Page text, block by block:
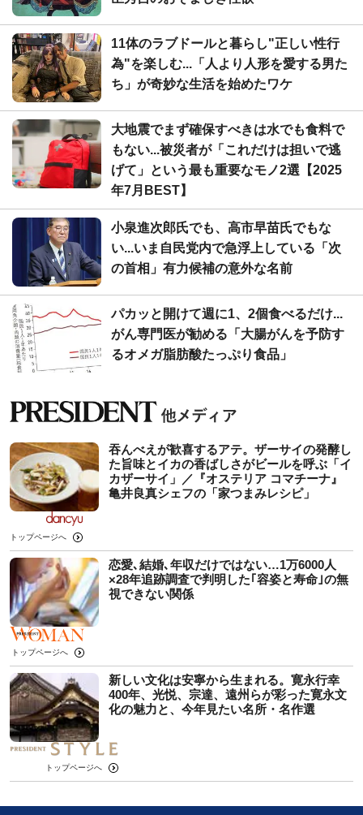
11体のラブドールと暮らし"正しい性行
為"を楽しむ...「人より人形を愛する男た
ち」が奇妙な生活を始めたワケ
大地震でまず確保すべきは水でも食料で
もない...被災者が「これだけは担いで逃
げて」という最も重要なモノ2選【2025
年7月BEST】
小泉進次郎氏でも、高市早苗氏でもな
い...いま自民党内で急浮上している「次
の首相」有力候補の意外な名前
パカッと開けて週に1、2個食べるだけ...
がん専門医が勧める「大腸がんを予防す
るオメガ脂肪酸たっぷり食品」
吞んべえが歓喜するアテ。ザーサイの発酵し
た旨味とイカの香ばしさがビールを呼ぶ「イ
カザーサイ」／『オステリア コマチーナ』
⻲井良真シェフの「家つまみレシピ」
トップページへ
恋愛､結婚､年収だけではない…1万6000人
×28年追跡調査で判明した｢容姿と寿命｣の無
視できない関係
トップページへ
新しい文化は安寧から生まれる。寛永行幸
400年、光悦、宗達、遠州らが彩った寛永文
化の魅力と、今年見たい名所・名作選
トップページへ